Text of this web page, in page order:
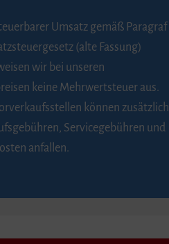
Umsatz gemäß Paragraf
(alte Fassung)
wir bei unseren
keine Mehrwertsteuer aus.
können zusätzlich
Servicegebühren und
anfallen.